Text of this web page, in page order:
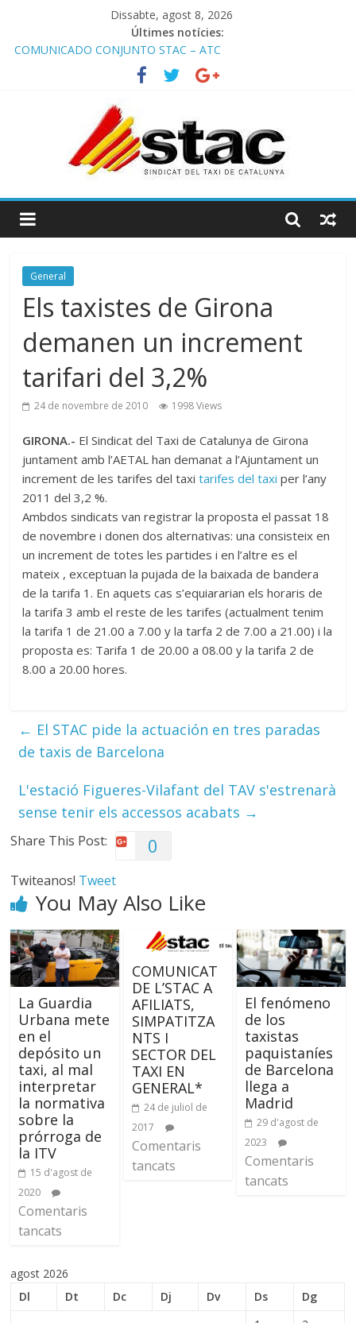
Dissabte, agost 8, 2026
Últimes notícies:
COMUNICADO CONJUNTO STAC – ATC
Comunicado STAC/ ATC de la reunión con los Mossos d
‘Esquadra del aeropuerto de Barcelona.
Programa de Radio TAXI LIBRE 29.07.2026 en COOLTURA FM.
STAC/ATC SOLICITAN TAULA TÈCNICA PARA MEJORAR LA
OPERATIVA DE ENTRADA EN EL PUERTO DE BARCELONA.
Programa de Radio TAXI LIBRE 22.07.2026 en COOLTURA FM.
General
Els taxistes de Girona
demanen un increment
tarifari del 3,2%
24 de novembre de 2010 1998 Views
GIRONA.- El Sindicat del Taxi de Catalunya de Girona
juntament amb l’AETAL han demanat a l’Ajuntament un
increment de les tarifes del taxitarifes del taxi per l’any
2011 del 3,2 %.
Ambdos sindicats van registrar la proposta el passat 18
de novembre i donen dos alternativas: una consisteix en
un increment de totes les partides i en l’altre es el
mateix , exceptuan la pujada de la baixada de bandera
de la tarifa 1. En aquets cas s’equiararian els horaris de
la tarifa 3 amb el reste de les tarifes (actualment tenim
la tarifa 1 de 21.00 a 7.00 y la tarfa 2 de 7.00 a 21.00) i la
proposta es: Tarifa 1 de 20.00 a 08.00 y la tarifa 2 de
8.00 a 20.00 hores.
← El STAC pide la actuación en tres paradas
de taxis de Barcelona
L'estació Figueres-Vilafant del TAV s'estrenarà
sense tenir els accessos acabats →
Share This Post: 0
Twiteanos! Tweet
You May Also Like
La Guardia
Urbana mete
en el
depósito un
taxi, al mal
interpretar
la normativa
sobre la
prórroga de
la ITV
15 d'agost de
2020
Comentaris
tancats
COMUNICAT
DE L’STAC A
AFILIATS,
SIMPATITZA
NTS I
SECTOR DEL
TAXI EN
GENERAL*
24 de juliol de
2017
Comentaris
tancats
El fenómeno
de los
taxistas
paquistaníes
de Barcelona
llega a
Madrid
29 d'agost de
2023
Comentaris
tancats
agost 2026
Dl
Dt Dc Dj Dv Ds
Dg